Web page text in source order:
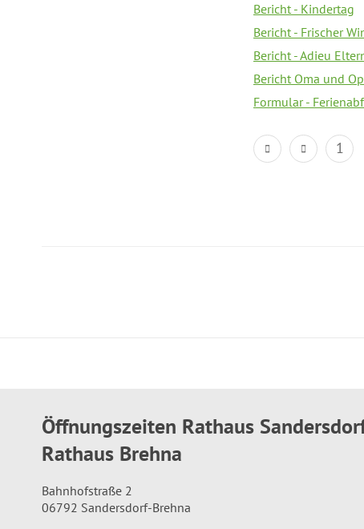
Bericht - Kindertag
Bericht - Frischer
Bericht - Adieu
Bericht Oma und
Formular -
1
Öffnungszeiten Rathaus
Rathaus Brehna
Bahnhofstraße 2
06792 Sandersdorf-Brehna